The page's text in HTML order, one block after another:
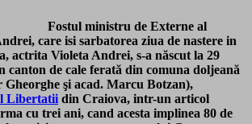
Fostul ministru de Externe al
care isi sarbatorea ziua de nastere in
actrita Violeta Andrei, s-a născut la 29
canton de cale ferată din comuna doljeană
şi acad. Marcu Botzan),
Libertatii din Craiova, intr-un articol
cu trei ani, cand acesta implinea 80 de